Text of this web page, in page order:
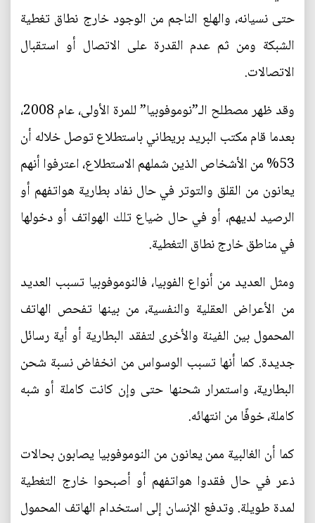
حتى نسيانه، والهلع الناجم من الوجود خارج نطاق تغطية
الشبكة ومن ثم عدم القدرة على الاتصال أو استقبال
الاتصالات.
وقد ظهر مصطلح الـ”نوموفوبيا” للمرة الأولى، عام 2008،
بعدما قام مكتب البريد بريطاني باستطلاع توصل خلاله أن
53% من الأشخاص الذين شملهم الاستطلاع، اعترفوا أنهم
يعانون من القلق والتوتر في حال نفاد بطارية هواتفهم أو
الرصيد لديهم، أو في حال ضياع تلك الهواتف أو دخولها
في مناطق خارج نطاق التغطية.
ومثل العديد من أنواع الفوبيا، فالنوموفوبيا تسبب العديد
من الأعراض العقلية والنفسية، من بينها تفحص الهاتف
المحمول بين الفينة والأخرى لتفقد البطارية أو أية رسائل
جديدة. كما أنها تسبب الوسواس من انخفاض نسبة شحن
البطارية، واستمرار شحنها حتى وإن كانت كاملة أو شبه
كاملة، خوفًا من انتهائه.
كما أن الغالبية ممن يعانون من النوموفوبيا يصابون بحالات
ذعر في حال فقدوا هواتفهم أو أصبحوا خارج التغطية
لمدة طويلة. وتدفع الإنسان إلى استخدام الهاتف المحمول